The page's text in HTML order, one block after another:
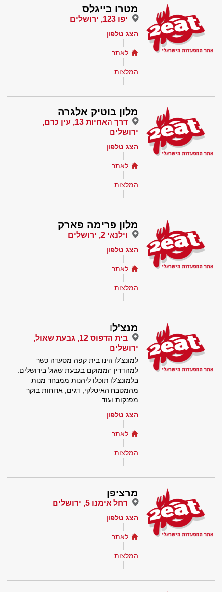
מטרו בייגלס
יפו 123, ירושלים
הצג טלפון
לאתר
המלצות
מלון בוטיק אלגרה
דרך האחיות 13, עין כרם,
ירושלים
הצג טלפון
לאתר
המלצות
מלון פרימה פארק
וילנאי 2, ירושלים
הצג טלפון
לאתר
המלצות
מנצ'לו
בית הדפוס 12, גבעת שאול,
ירושלים
למונצ'לו הינו בית קפה מסעדה כשר
למהדרין הממוקם בגבעת שאול בירושלים.
בלמונצ'לו תוכלו ליהנות ממבחר מנות
מהמטבח האיטלקי, דגים, ארוחות בוקר
מפנקות ועוד.
הצג טלפון
לאתר
המלצות
מרציפן
רחל אימנו 5, ירושלים
הצג טלפון
לאתר
המלצות